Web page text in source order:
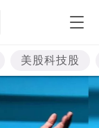
美股科技股